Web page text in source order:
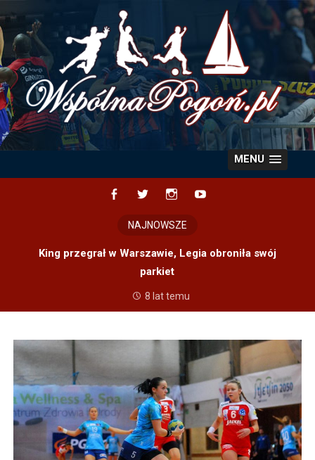
content
MENU
NAJNOWSZE
King przegrał w Warszawie, Legia obroniła swój
parkiet
8 lat temu